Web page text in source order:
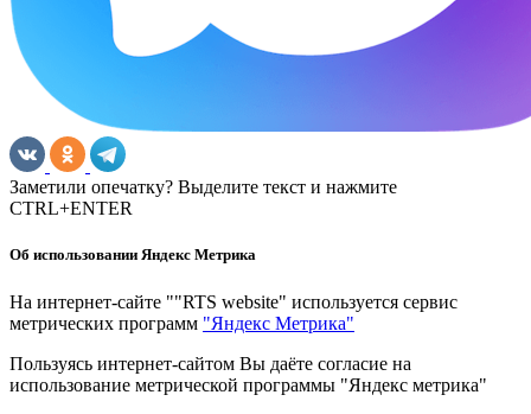
Заметили опечатку? Выделите текст и нажмите
CTRL+ENTER
Об использовании Яндекс Метрика
На интернет-сайте ""RTS website" используется сервис
метрических программ "Яндекс Метрика"
Пользуясь интернет-сайтом Вы даёте согласие на
использование метрической программы "Яндекс метрика"